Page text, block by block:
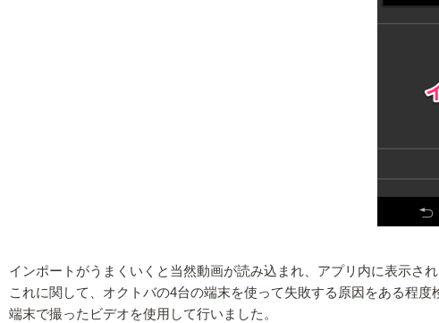
インポートがうまくいくと当然動画が読み込まれ、アプリ内に表示さ
これに関して、オクトバの4台の端末を使って失敗する原因をある程
端末で撮ったビデオを使用して行いました。